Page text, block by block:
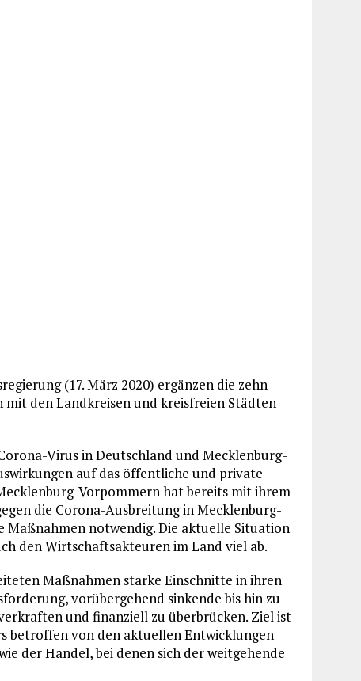
(17. März 2020) ergänzen die zehn
mit den Landkreisen und kreisfreien Städten
Virus in Deutschland und Mecklenburg-
auf das öffentliche und private
Vorpommern hat bereits mit ihrem
die Corona-Ausbreitung in Mecklenburg-
Maßnahmen notwendig. Die aktuelle Situation
den Wirtschaftsakteuren im Land viel ab.
Maßnahmen starke Einschnitte in ihren
vorübergehend sinkende bis hin zu
und finanziell zu überbrücken. Ziel ist
betroffen von den aktuellen Entwicklungen
der Handel, bei denen sich der weitgehende